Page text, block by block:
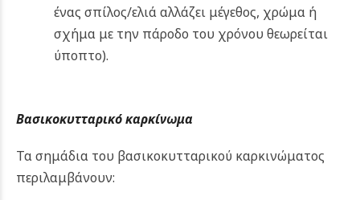
ένας σπίλος/ελιά αλλάζει μέγεθος, χρώμα ή
σχήμα με την πάροδο του χρόνου θεωρείται
ύποπτο).
Βασικοκυτταρικό καρκίνωμα
Τα σημάδια του βασικοκυτταρικού καρκινώματος
περιλαμβάνουν: